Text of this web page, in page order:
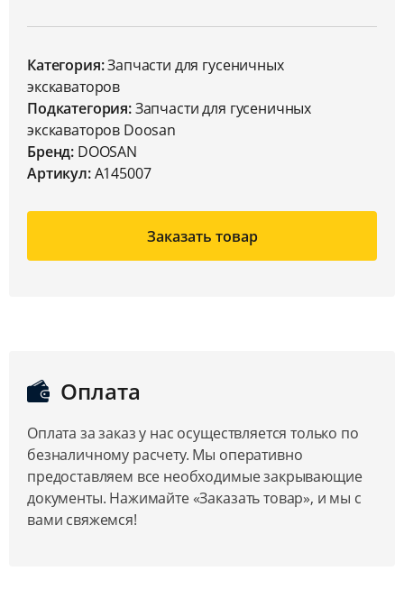
Категория:Запчасти для гусеничных
экскаваторов
Подкатегория:Запчасти для гусеничных
экскаваторов Doosan
Бренд: DOOSAN
Артикул:A145007
Заказать товар
Оплата
Оплата за заказ у нас осуществляется только по
безналичному расчету. Мы оперативно
предоставляем все необходимые закрывающие
документы. Нажимайте «Заказать товар», и мы с
вами свяжемся!